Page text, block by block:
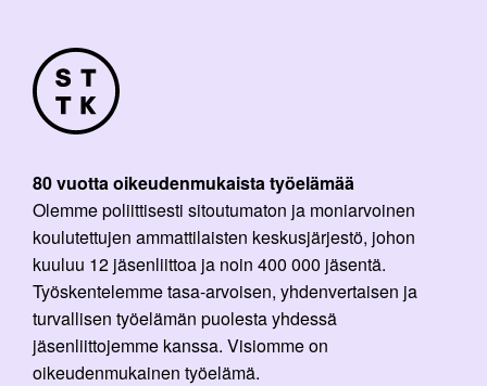
80 vuotta oikeudenmukaista työelämää
Olemme poliittisesti sitoutumaton ja moniarvoinen
koulutettujen ammattilaisten keskusjärjestö, johon
kuuluu 12 jäsenliittoa ja noin 400 000 jäsentä.
Työskentelemme tasa-arvoisen, yhdenvertaisen ja
turvallisen työelämän puolesta yhdessä
jäsenliittojemme kanssa. Visiomme on
oikeudenmukainen työelämä.